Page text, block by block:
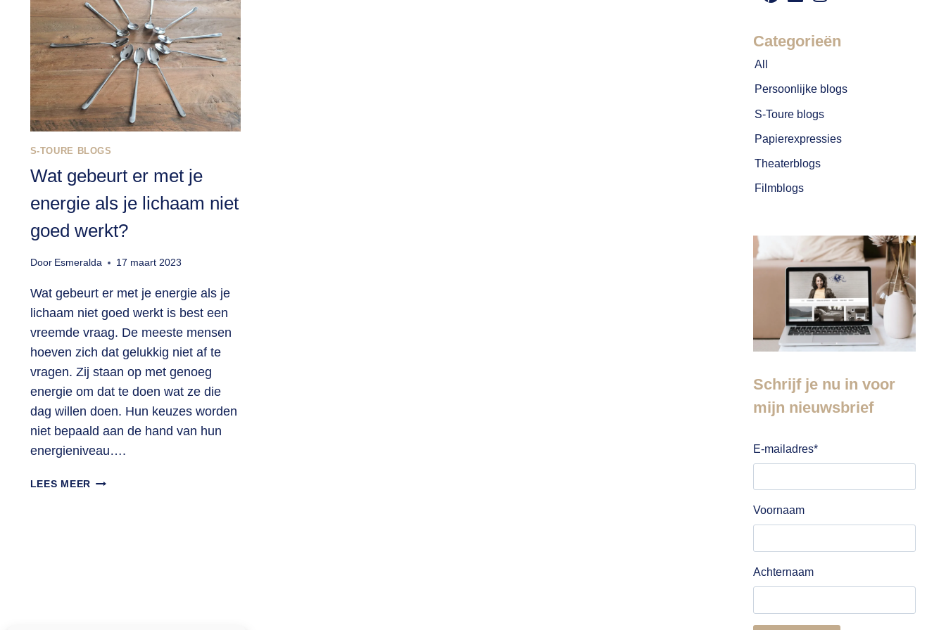
S-TOURE BLOGS
Wat gebeurt er met je
energie als je lichaam niet
goed werkt?
Door Esmeralda 17 maart 2023
Wat gebeurt er met je energie als je
lichaam niet goed werkt is best een
vreemde vraag. De meeste mensen
hoeven zich dat gelukkig niet af te
vragen. Zij staan op met genoeg
energie om dat te doen wat ze die
dag willen doen. Hun keuzes worden
niet bepaald aan de hand van hun
energieniveau….
LEES MEER WAT
Categorieën
All
Persoonlijke blogs
S-Toure blogs
Papierexpressies
Theaterblogs
Filmblogs
Schrijf je nu in voor
mijn nieuwsbrief
E-mailadres*
Voornaam
Achternaam